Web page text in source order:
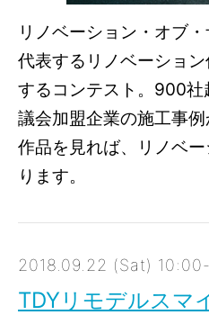
リノベーション・オブ
代表するリノベーショ
するコンテスト。900社
議会加盟企業の施工事
作品を見れば、リノベ
ります。
2018.09.22 (Sat)
TDYリモデルスマ